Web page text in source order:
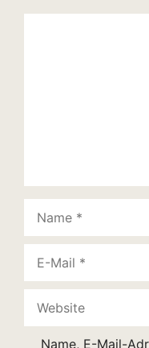
Mail
Name, E-Mail-